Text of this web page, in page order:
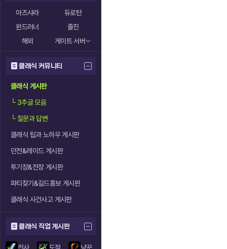
아즈샤라
듀로탄
윈드러너
줄진
해외
게이트 서버
클래식 커뮤니티
클래식 게시판
└3추글 모음
└질문과 답변
클래식 팁과 노하우 게시판
던전&레이드 게시판
투기장&전장 게시판
파티찾기&길드홍보 게시판
클래식 사건사고 게시판
클래식 직업 게시판